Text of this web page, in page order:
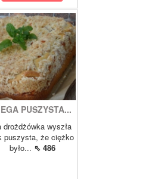
PUSZYSTA...
drożdżówka wyszła
puszysta, że ciężko
było... ⇖ 486